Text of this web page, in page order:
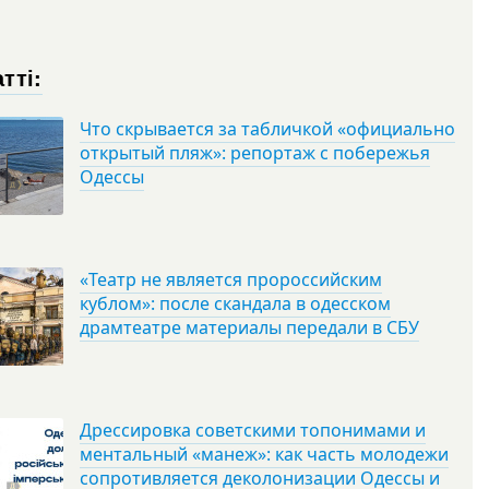
Что скрывается за табличкой «официально
открытый пляж»: репортаж с побережья
Одессы
«Театр не является пророссийским
кублом»: после скандала в одесском
драмтеатре материалы передали в СБУ
Дрессировка советскими топонимами и
ментальный «манеж»: как часть молодежи
сопротивляется деколонизации Одессы и